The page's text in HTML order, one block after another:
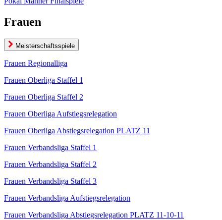
Frauen
Meisterschaftsspiele
Frauen Regionalliga
Frauen Oberliga Staffel 1
Frauen Oberliga Staffel 2
Frauen Oberliga Aufstiegsrelegation
Frauen Oberliga Abstiegsrelegation PLATZ 11
Frauen Verbandsliga Staffel 1
Frauen Verbandsliga Staffel 2
Frauen Verbandsliga Staffel 3
Frauen Verbandsliga Aufstiegsrelegation
Frauen Verbandsliga Abstiegsrelegation PLATZ 11-10-11